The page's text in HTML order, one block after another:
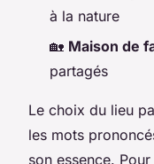
à la nature
🏡 Maison de
partagés
Le choix du lieu
les mots
son essence.